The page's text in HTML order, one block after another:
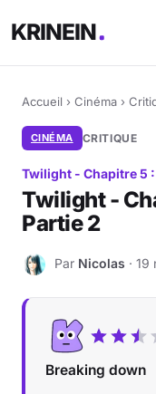
KRINEIN
Accueil › Cinéma ›
CINÉMA CRITIQUE
Twilight - Chapitre 5
Twilight -
Partie 2
N Par Nicolas ·
Breaking down